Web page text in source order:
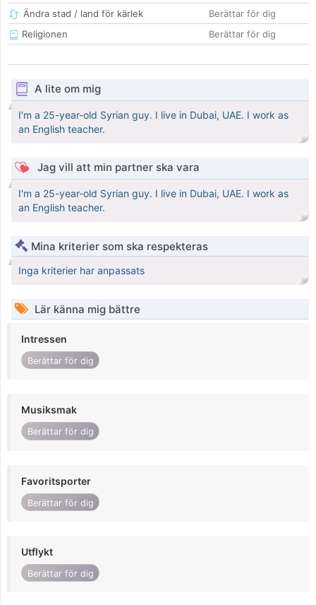
Ändra stad / land för kärlek
Berättar för dig
Religionen
Berättar för dig
A lite om mig
I'm a 25-year-old Syrian guy. I live in Dubai, UAE. I work as
an English teacher.
Jag vill att min partner ska vara
I'm a 25-year-old Syrian guy. I live in Dubai, UAE. I work as
an English teacher.
Mina kriterier som ska respekteras
Inga kriterier har anpassats
Lär känna mig bättre
Intressen
Berättar för dig
Musiksmak
Berättar för dig
Favoritsporter
Berättar för dig
Utflykt
Berättar för dig